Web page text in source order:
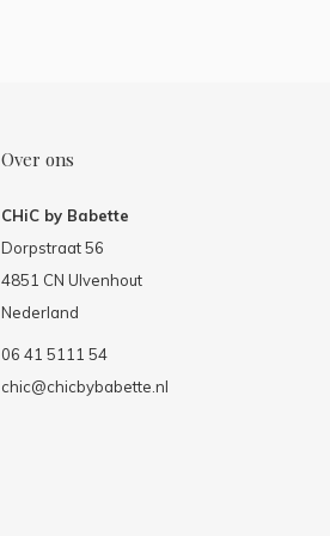
Over ons
CHiC by Babette
Dorpstraat 56
4851 CN Ulvenhout
Nederland
06 41 5111 54
chic@chicbybabette.nl